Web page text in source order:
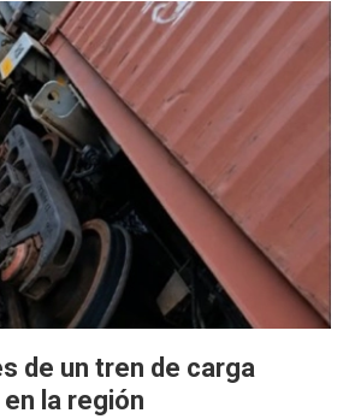
de un tren de carga
la región